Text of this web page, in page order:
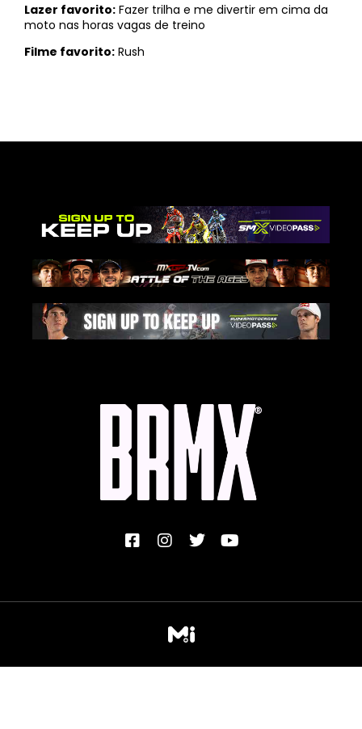
Lazer favorito: Fazer trilha e me divertir em cima da
moto nas horas vagas de treino
Filme favorito: Rush